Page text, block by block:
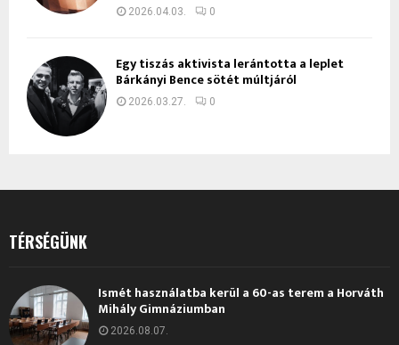
2026.04.03. 0
Egy tiszás aktivista lerántotta a leplet
Bárkányi Bence sötét múltjáról
2026.03.27. 0
TÉRSÉGÜNK
Ismét használatba kerül a 60-as terem a Horváth
Mihály Gimnáziumban
2026.08.07.